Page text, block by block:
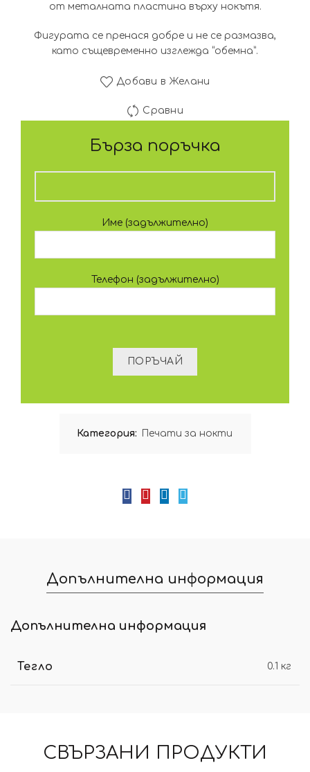
от металната пластина върху нокътя.
Фигурата се пренася добре и не се размазва,
като същевременно изглежда “обемна”.
Добави в Желани
Сравни
Бърза поръчка
Име (задължително)
Телефон (задължително)
Категория: Печати за нокти
Допълнителна информация
Допълнителна информация
Тегло 0.1 кг
СВЪРЗАНИ ПРОДУКТИ